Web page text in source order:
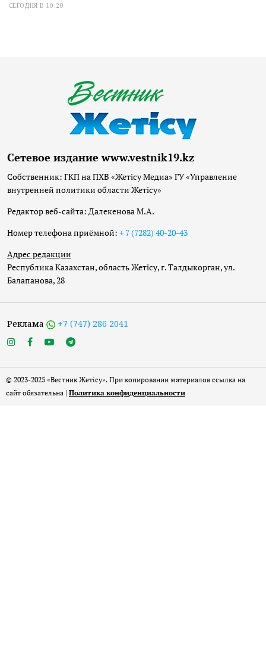
СЕГОДНЯ В 10:20
Сетевое издание www.vestnik19.kz
Собственник: ГКП на ПХВ «Жетісу Медиа» ГУ «Управление
внутренней политики области Жетісу»
Редактор веб-сайта: Далекенова М.А.
Номер телефона приёмной: + 7 (7282) 40-20-43
Адрес редакции
Республика Казахстан, область Жетісу, г. Талдыкорган, ул.
Балапанова, 28
Реклама +7 (747) 286 2041
© 2023-2025 «Вестник Жетісу». При копировании материалов ссылка на
сайт обязательна | Политика конфиденциальности